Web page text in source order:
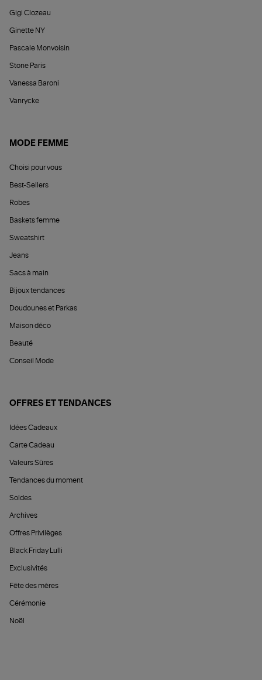
Gigi Clozeau
Ginette NY
Pascale Monvoisin
Stone Paris
Vanessa Baroni
Vanrycke
MODE FEMME
Choisi pour vous
Best-Sellers
Robes
Baskets femme
Sweatshirt
Jeans
Sacs à main
Bijoux tendances
Doudounes et Parkas
Maison déco
Beauté
Conseil Mode
OFFRES ET TENDANCES
Idées Cadeaux
Carte Cadeau
Valeurs Sûres
Tendances du moment
Soldes
Archives
Offres Privilèges
Black Friday Lulli
Exclusivités
Fête des mères
Cérémonie
Noël